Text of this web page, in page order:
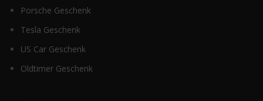
Porsche Geschenk
Tesla Geschenk
US Car Geschenk
Oldtimer Geschenk